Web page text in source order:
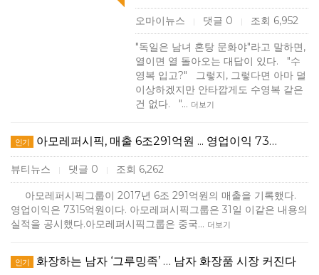
오마이뉴스 | 댓글 0 | 조회 6,952
"독일은 남녀 혼탕 문화야"라고 말하면,
열이면 열 돌아오는 대답이 있다. "수
영복 입고?" 그렇지, 그렇다면 아마 덜
이상하겠지만 안타깝게도 수영복 같은
건 없다. "… 더보기
인기 아모레퍼시픽, 매출 6조291억원 ... 영업이익 73…
뷰티뉴스 | 댓글 0 | 조회 6,262
아모레퍼시픽그룹이 2017년 6조 291억원의 매출을 기록했다.
영업이익은 7315억원이다. 아모레퍼시픽그룹은 31일 이같은 내용의
실적을 공시했다.아모레퍼시픽그룹은 중국… 더보기
인기 화장하는 남자 ‘그루밍족’ … 남자 화장품 시장 커진다